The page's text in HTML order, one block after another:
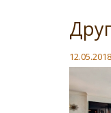
12.05.2018